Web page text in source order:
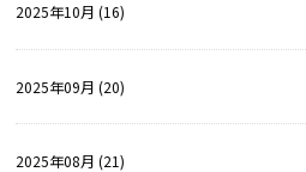
2025年10月 (16)
2025年09月 (20)
2025年08月 (21)